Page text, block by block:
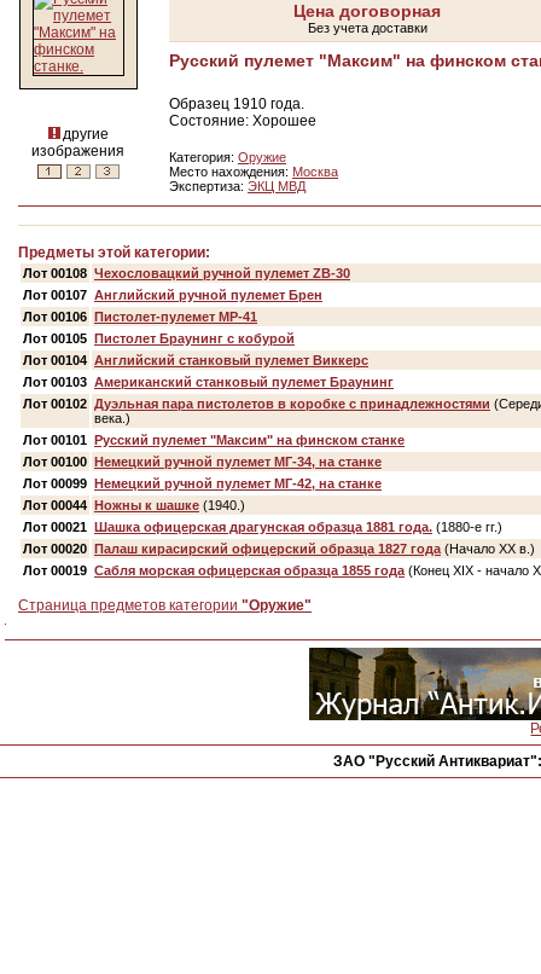
другие
изображения
Цена договорная
Без учета доставки
Русский пулемет "Максим" на финском
Образец 1910 года.
Состояние: Хорошее
Категория: Оружие
Место нахождения: Москва
Экспертиза: ЭКЦ МВД
Предметы этой категории:
Лот 00108 Чехословацкий ручной пулемет ZB-30
Лот 00107 Английский ручной пулемет Брен
Лот 00106 Пистолет-пулемет МР-41
Лот 00105 Пистолет Браунинг с кобурой
Лот 00104 Английский станковый пулемет Виккерс
Лот 00103 Американский станковый пулемет Браунинг
Лот 00102 Дуэльная пара пистолетов в коробке с принадлежностями
века.)
Лот 00101 Русский пулемет "Максим" на финском станке
Лот 00100 Немецкий ручной пулемет МГ-34, на станке
Лот 00099 Немецкий ручной пулемет МГ-42, на станке
Лот 00044 Ножны к шашке (1940.)
Лот 00021 Шашка офицерская драгунская образца 1881 года. (1880-е гг.)
Лот 00020 Палаш кирасирский офицерский образца 1827 года (Начало ХХ в.)
Лот 00019 Сабля морская офицерская образца 1855 года (Конец ХIХ - начало
Страница предметов категории "Оружие"
ЗАО "Русский Антиквариат":